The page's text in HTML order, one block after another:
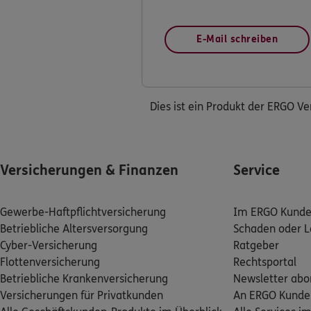
E-Mail schreiben
Dies ist ein Produkt der ERGO
Versicherungen & Finanzen
Gewerbe-Haftpflichtversicherung
Betriebliche Altersversorgung
Cyber-Versicherung
Flottenversicherung
Betriebliche Krankenversicherung
Versicherungen für Privatkunden
Service
Im ERGO
Schaden oder
Ratgeber
Rechtsportal
Newsletter
An ERGO